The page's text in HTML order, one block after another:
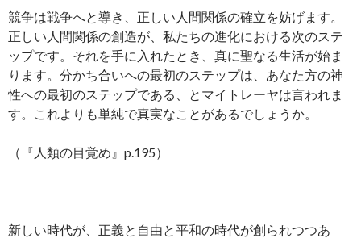
競争は戦争へと導き、正しい人間関係の確立を妨げます。
正しい人間関係の創造が、私たちの進化における次のステ
ップです。それを手に入れたとき、真に聖なる生活が始ま
ります。分かち合いへの最初のステップは、あなた方の神
性への最初のステップである、とマイトレーヤは言われま
す。これよりも単純で真実なことがあるでしょうか。
（『人類の目覚め』p.195）
新しい時代が、正義と自由と平和の時代が創られつつあ